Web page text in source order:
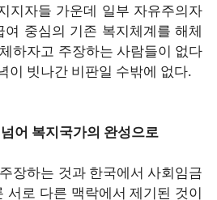
지자들 가운데 일부 자유주의자
중심의 기존 복지체계를 해체
하자고 주장하는 사람들이 없다
이 빗나간 비판일 수밖에 없다.
어 복지국가의 완성으로
장하는 것과 한국에서 사회임금
서로 다른 맥락에서 제기된 것이